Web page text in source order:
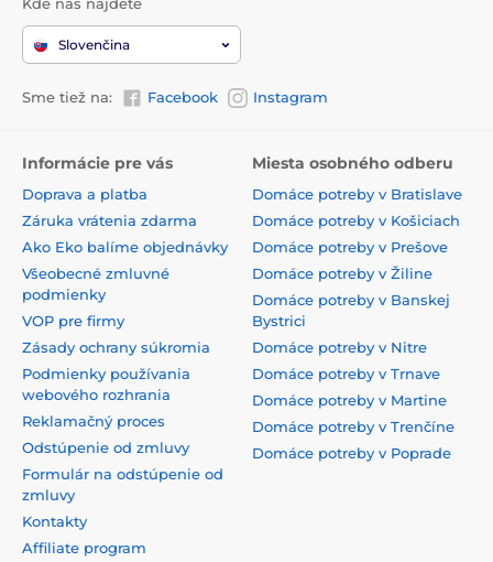
Slovenčina
Sme tiež na: Facebook Instagram
Informácie pre vás
Doprava a platba
Záruka vrátenia zdarma
Ako Eko balíme objednávky
Všeobecné zmluvné
podmienky
VOP pre firmy
Zásady ochrany súkromia
Podmienky používania
webového rozhrania
Reklamačný proces
Odstúpenie od zmluvy
Formulár na odstúpenie od
zmluvy
Kontakty
Affiliate program
Miesta osobného odberu
Domáce potreby v Bratislave
Domáce potreby v Košiciach
Domáce potreby v Prešove
Domáce potreby v Žiline
Domáce potreby v Banskej
Bystrici
Domáce potreby v Nitre
Domáce potreby v Trnave
Domáce potreby v Martine
Domáce potreby v Trenčíne
Domáce potreby v Poprade